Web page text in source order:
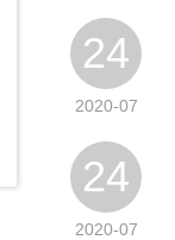
24
2020-07
24
2020-07